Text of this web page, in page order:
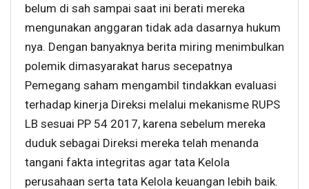
belum di sah sampai saat ini berati mereka
mengunakan anggaran tidak ada dasarnya hukum
nya. Dengan banyaknya berita miring menimbulkan
polemik dimasyarakat harus secepatnya
Pemegang saham mengambil tindakkan evaluasi
terhadap kinerja Direksi melalui mekanisme RUPS
LB sesuai PP 54 2017, karena sebelum mereka
duduk sebagai Direksi mereka telah menanda
tangani fakta integritas agar tata Kelola
perusahaan serta tata Kelola keuangan lebih baik.